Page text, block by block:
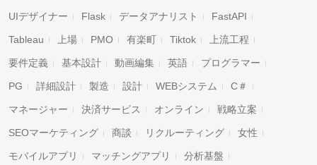
UIデザイナー Flask データアナリスト FastAPI
Tableau 上場 PMO 有楽町 Tiktok 上流工程
要件定義 基本設計 動画編集 英語 プログラマー
PG 詳細設計 製造 設計 WEBシステム C＃
マネージャー 決済サービス オンライン 戦略立案
SEOマーケティング 商談 リクルーティング 女性
モバイルアプリ マッチングアプリ 分析基盤